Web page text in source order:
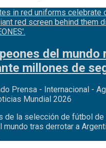
del mundo
millones de
Prensa - Internacional -
Mundial 2026
de la selección de fútbol de
mundo tras derrotar a